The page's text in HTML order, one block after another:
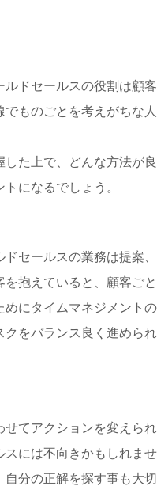
ドセールスの役割は顧
ものごとを考えがちな人
た上で、どんな方法が
になるでしょう。
セールスの業務は提案
抱えていると、顧客ご
にタイムマネジメント
をバランス良く進めら
てアクションを変えられ
には不向きかもしれませ
分の正解を探す事も大